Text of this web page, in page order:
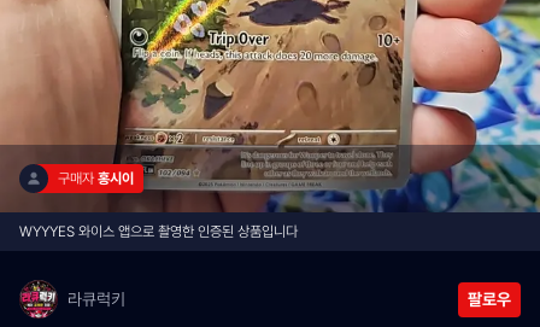
구매자 홍시이
WYYYES 와이스 앱으로 촬영한 인증된 상품입니다
라큐럭키 팔로우